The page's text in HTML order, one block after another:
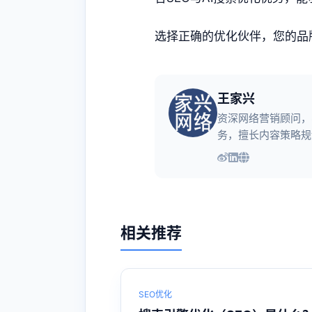
选择正确的优化伙伴，您的
王家兴
资深网络营销顾问
务，擅长内容策略
相关推荐
SEO优化